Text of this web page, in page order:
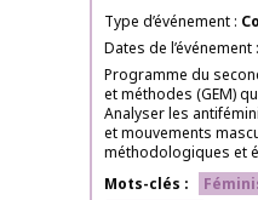
Type d’événement
Dates de l’événement
Programme du
et méthodes (GEM)
Analyser les
et mouvements
méthodologiques et
Mots-clés